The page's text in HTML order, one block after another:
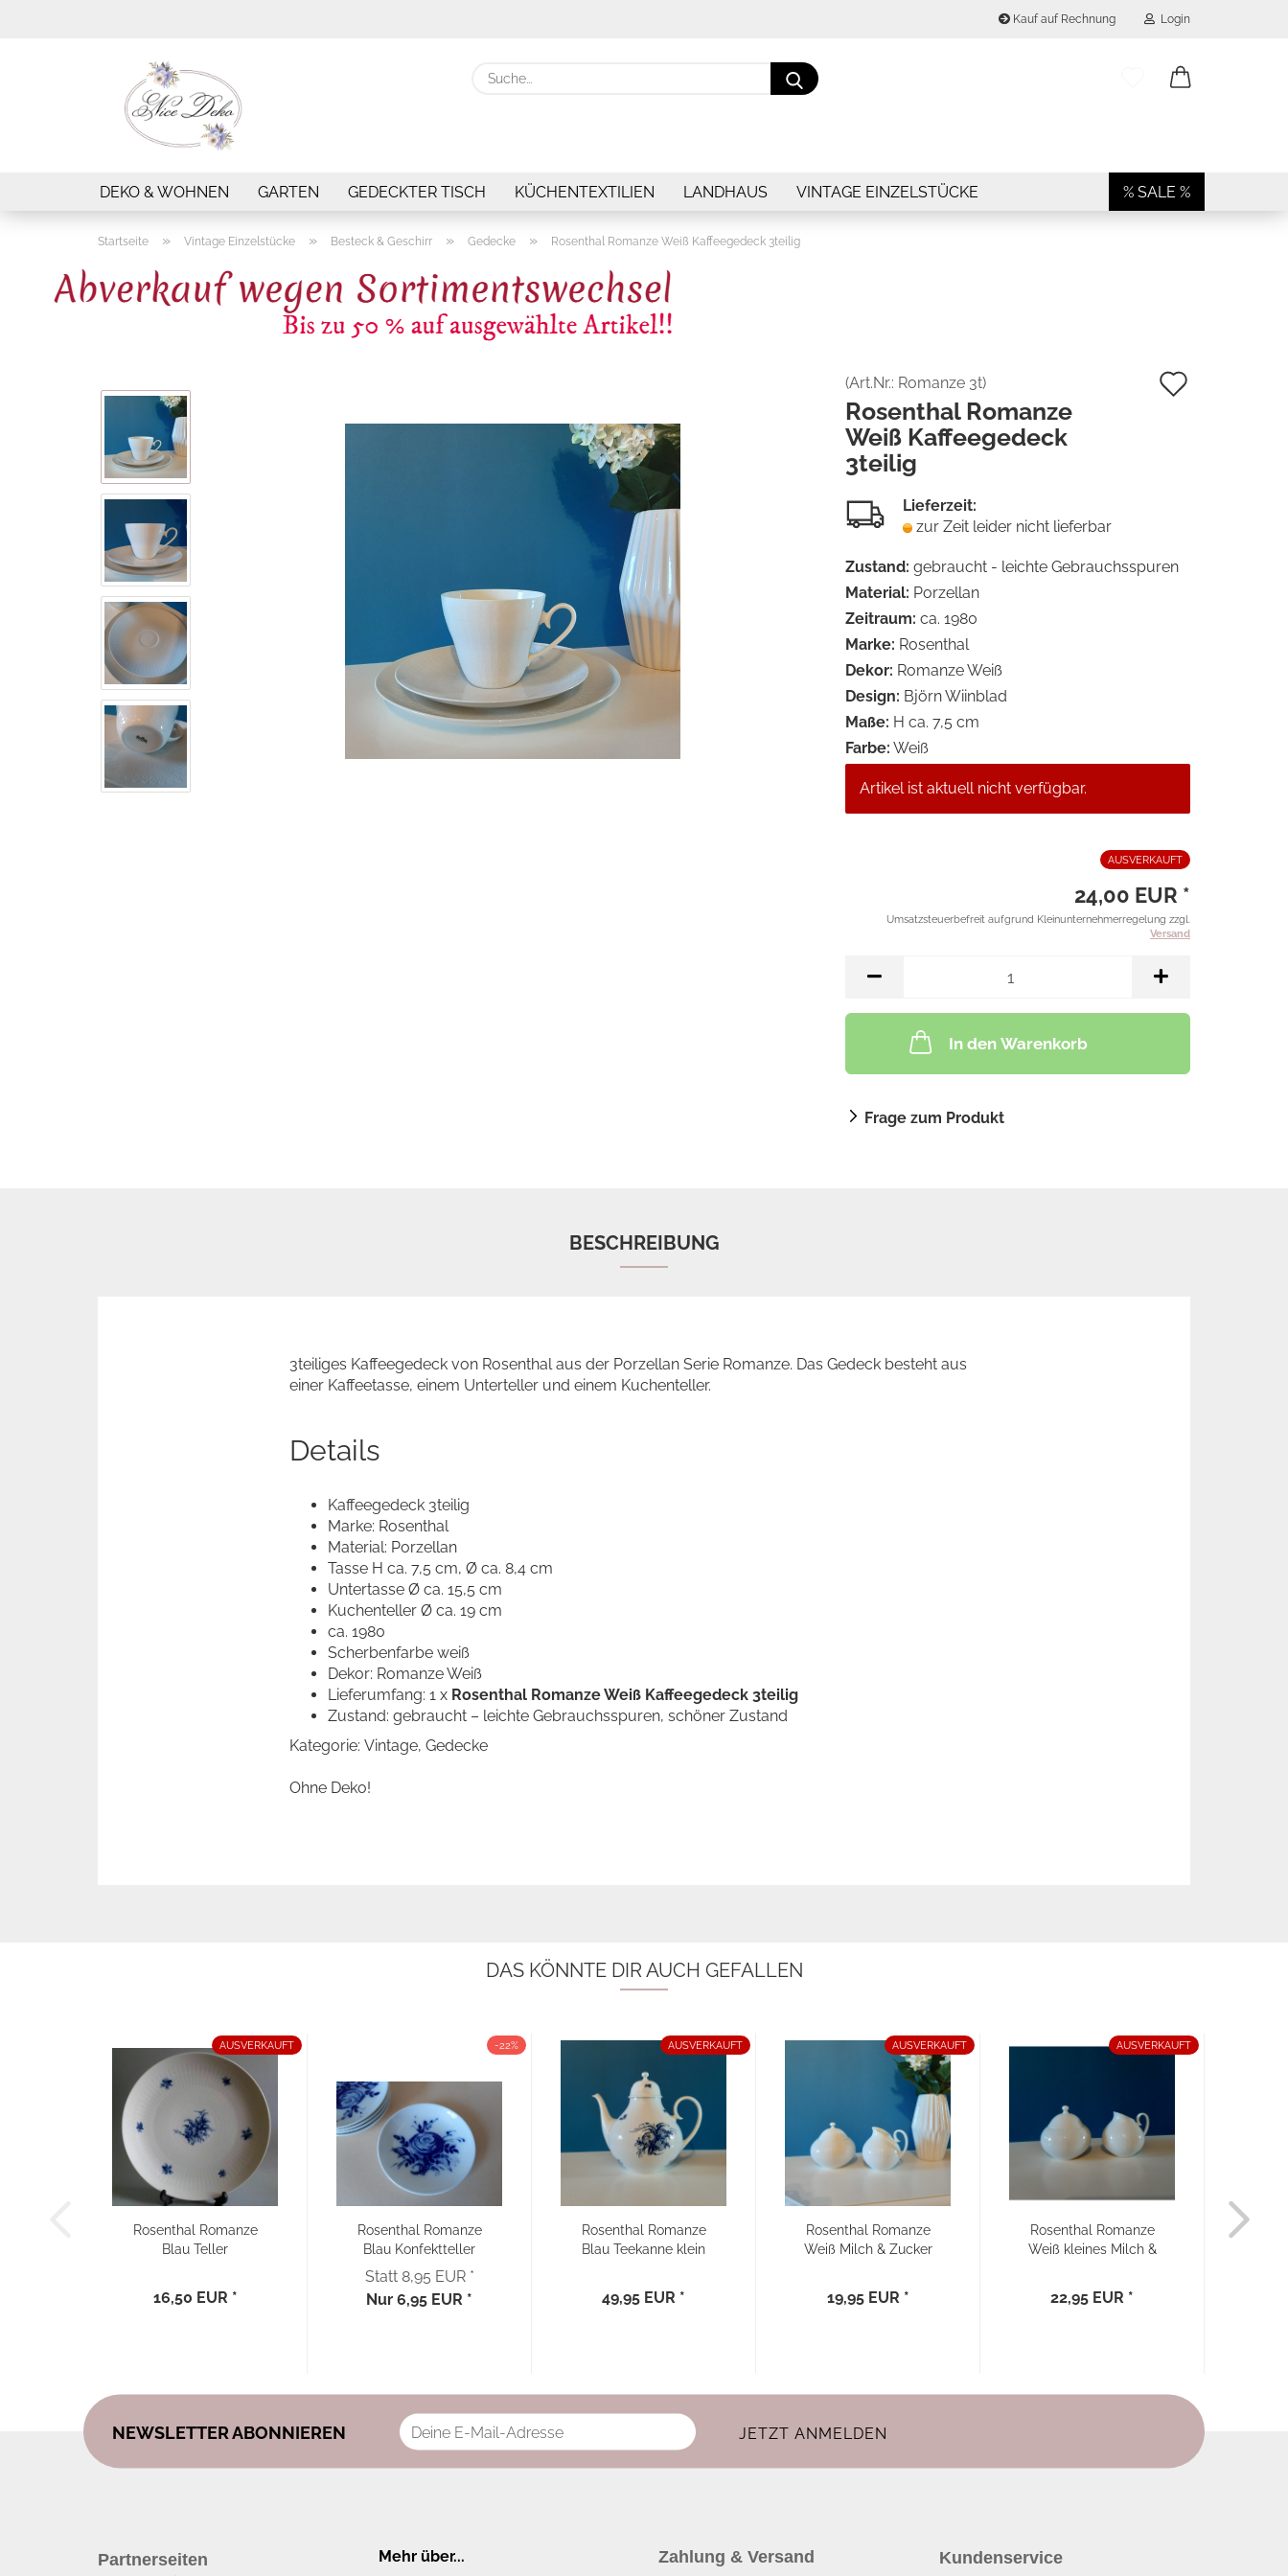
Kauf auf Rechnung Login
Suche...
DEKO & WOHNEN GARTEN GEDECKTER TISCH KÜCHENTEXTILIEN LANDHAUS VINTAGE EINZELSTÜCKE % SALE %
Startseite » Vintage Einzelstücke » Besteck & Geschirr » Gedecke » Rosenthal Romanze Weiß Kaffeegedeck 3teilig
(Art.Nr.: Romanze 3t)
Rosenthal Romanze
Weiß Kaffeegedeck
3teilig
Lieferzeit:
zur Zeit leider nicht lieferbar
Zustand: gebraucht - leichte Gebrauchsspuren
Material: Porzellan
Zeitraum: ca. 1980
Marke: Rosenthal
Dekor: Romanze Weiß
Design: Björn Wiinblad
Maße: H ca. 7,5 cm
Farbe: Weiß
Artikel ist aktuell nicht verfügbar.
AUSVERKAUFT
24,00 EUR *
Umsatzsteuerbefreit aufgrund Kleinunternehmerregelung zzgl.
Versand
In den Warenkorb
Frage zum Produkt
BESCHREIBUNG
3teiliges Kaffeegedeck von Rosenthal aus der Porzellan Serie Romanze. Das Gedeck besteht aus
einer Kaffeetasse, einem Unterteller und einem Kuchenteller.
Details
Kaffeegedeck 3teilig
Marke: Rosenthal
Material: Porzellan
Tasse H ca. 7,5 cm, Ø ca. 8,4 cm
Untertasse Ø ca. 15,5 cm
Kuchenteller Ø ca. 19 cm
ca. 1980
Scherbenfarbe weiß
Dekor: Romanze Weiß
Lieferumfang: 1 x Rosenthal Romanze Weiß Kaffeegedeck 3teilig
Zustand: gebraucht – leichte Gebrauchsspuren, schöner Zustand
Kategorie: Vintage, Gedecke
Ohne Deko!
DAS KÖNNTE DIR AUCH GEFALLEN
AUSVERKAUFT
Rosenthal Romanze
Blau Teller
16,50 EUR *
-22%
Rosenthal Romanze
Blau Konfektteller
Statt 8,95 EUR *
Nur 6,95 EUR *
AUSVERKAUFT
Rosenthal Romanze
Blau Teekanne klein
49,95 EUR *
AUSVERKAUFT
Rosenthal Romanze
Weiß Milch & Zucker
19,95 EUR *
AUSVERKAUFT
Rosenthal Romanze
Weiß kleines Milch &
22,95 EUR *
NEWSLETTER ABONNIEREN
Partnerseiten Mehr über... Zahlung & Versand Kundenservice